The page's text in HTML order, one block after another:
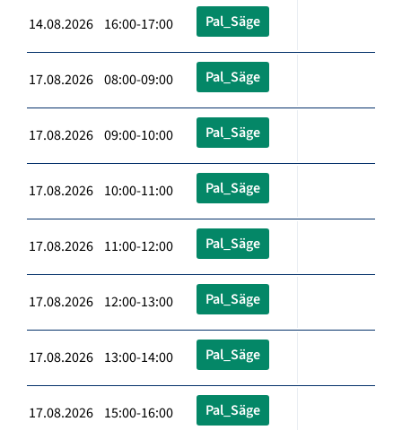
14.08.2026 16:00-17:00 Pal_Säge
17.08.2026 08:00-09:00 Pal_Säge
17.08.2026 09:00-10:00 Pal_Säge
17.08.2026 10:00-11:00 Pal_Säge
17.08.2026 11:00-12:00 Pal_Säge
17.08.2026 12:00-13:00 Pal_Säge
17.08.2026 13:00-14:00 Pal_Säge
17.08.2026 15:00-16:00 Pal_Säge